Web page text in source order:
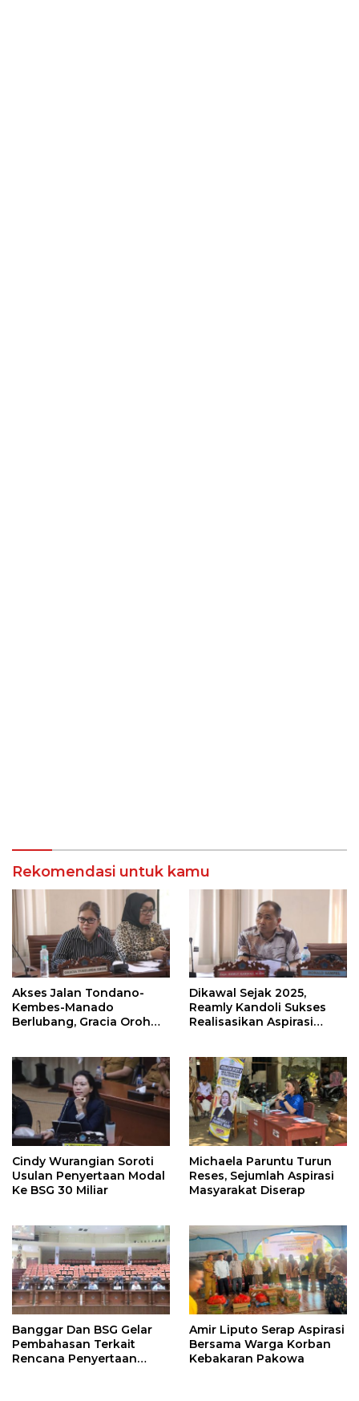
Rekomendasi untuk kamu
Akses Jalan Tondano-
Kembes-Manado
Berlubang, Gracia Oroh
Dikawal Sejak 2025,
Reamly Kandoli Sukses
Realisasikan Aspirasi
Tahun Depan
Cindy Wurangian Soroti
Usulan Penyertaan Modal
Ke BSG 30 Miliar
Michaela Paruntu Turun
Reses, Sejumlah Aspirasi
Masyarakat Diserap
Banggar Dan BSG Gelar
Pembahasan Terkait
Rencana Penyertaan
Amir Liputo Serap Aspirasi
Bersama Warga Korban
Kebakaran Pakowa